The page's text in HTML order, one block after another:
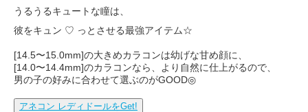
うるうるキュートな瞳は、
彼をキュン ♡ っとさせる最強アイテム☆
[14.5〜15.0mm]の大きめカラコンは幼げな甘め顔に、
[14.0〜14.4mm]のカラコンなら、より自然に仕上がるので、
男の子の好みに合わせて選ぶのがGOOD◎
アネコン レディドールをGet!